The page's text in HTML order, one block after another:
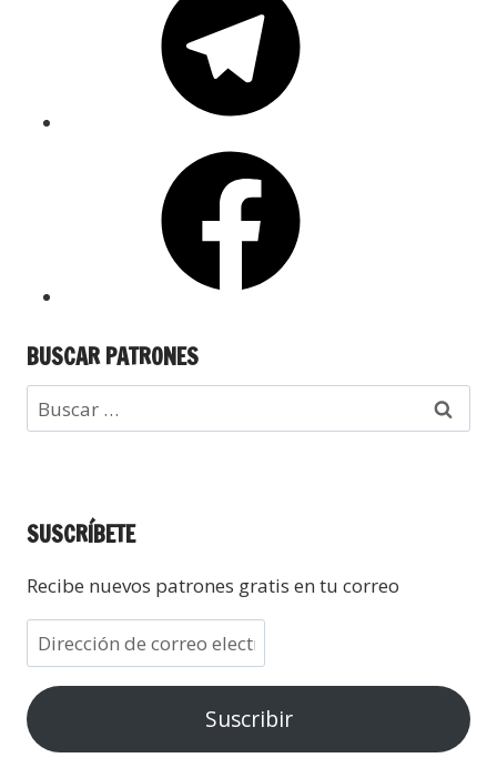
BUSCAR PATRONES
SUSCRÍBETE
Recibe nuevos patrones gratis en tu correo
Suscribir